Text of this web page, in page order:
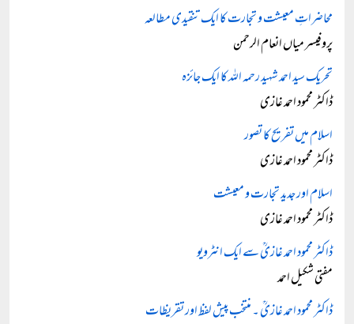
محاضراتِ معیشت و تجارت کا ایک تنقیدی مطالعہ
پروفیسر میاں انعام الرحمن
تحریک سید احمد شہید رحمہ اللہ کا ایک جائزہ
ڈاکٹر محمود احمد غازی
اسلام میں تفریح کا تصور
ڈاکٹر محمود احمد غازی
اسلام اور جدید تجارت و معیشت
ڈاکٹر محمود احمد غازی
ڈاکٹر محمود احمد غازیؒ سے ایک انٹرویو
مفتی شکیل احمد
ڈاکٹر محمود احمد غازیؒ ۔ منتخب پیش لفظ اور تقریظات